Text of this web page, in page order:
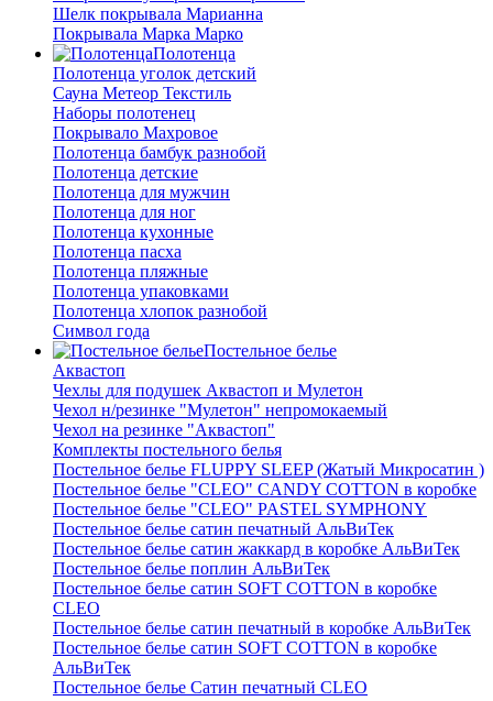
Шелк покрывала Марианна
Покрывала Марка Марко
Полотенца
Полотенца уголок детский
Сауна Метеор Текстиль
Наборы полотенец
Покрывало Махровое
Полотенца бамбук разнобой
Полотенца детские
Полотенца для мужчин
Полотенца для ног
Полотенца кухонные
Полотенца пасха
Полотенца пляжные
Полотенца упаковками
Полотенца хлопок разнобой
Символ года
Постельное белье
Аквастоп
Чехлы для подушек Аквастоп и Мулетон
Чехол н/резинке "Мулетон" непромокаемый
Чехол на резинке "Аквастоп"
Комплекты постельного белья
Постельное белье FLUPPY SLEEP (Жатый Микросатин )
Постельное белье "CLEO" CANDY COTTON в коробке
Постельное белье "CLEO" PASTEL SYMPHONY
Постельное белье сатин печатный АльВиТек
Постельное белье сатин жаккард в коробке АльВиТек
Постельное белье поплин АльВиТек
Постельное белье сатин SOFT COTTON в коробке
CLEO
Постельное белье сатин печатный в коробке АльВиТек
Постельное белье сатин SOFT COTTON в коробке
АльВиТек
Постельное белье Сатин печатный CLEO